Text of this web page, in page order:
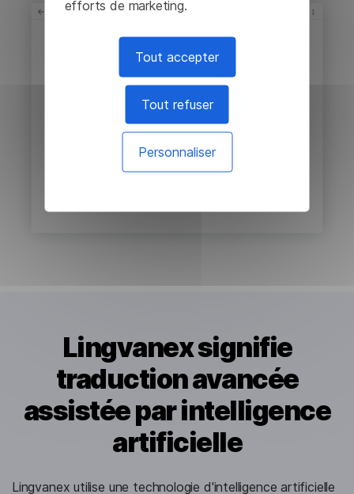
efforts de marketing.
Tout accepter
Tout refuser
Personnaliser
Lingvanex signifie
traduction avancée
assistée par intelligence
artificielle
Lingvanex utilise une technologie d'intelligence artificielle